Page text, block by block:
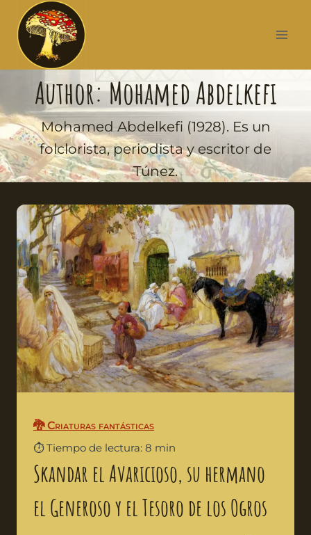
Author: Mohamed Abdelkefi
Mohamed Abdelkefi (1928). Es un
folclorista, periodista y escritor de
Túnez.
🐉 Criaturas fantásticas
⏱️ Tiempo de lectura: 8 min
Skandar el Avaricioso, su hermano
el Generoso y el Tesoro de los Ogros